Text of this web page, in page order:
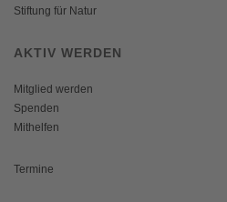
Stiftung für Natur
AKTIV WERDEN
Mitglied werden
Spenden
Mithelfen
Termine